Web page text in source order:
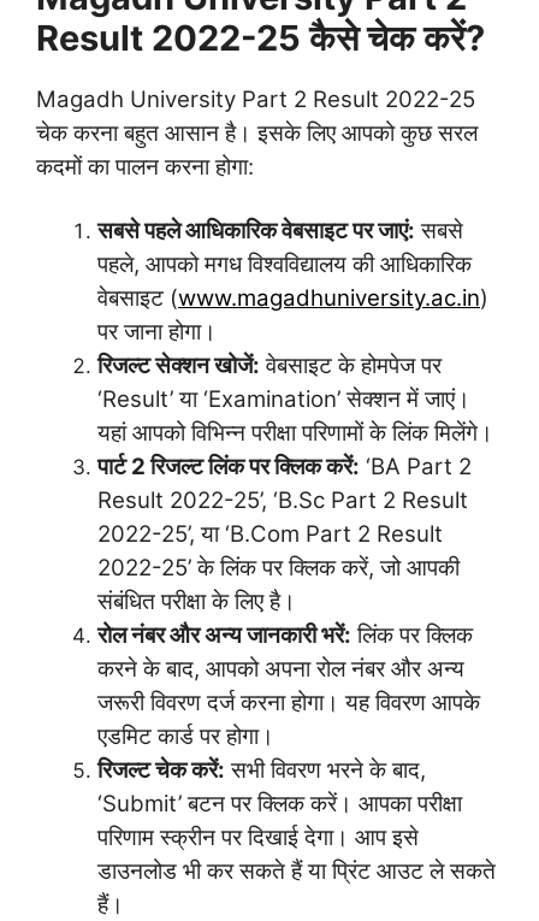
Result 2022-25 कैसे चेक करें?
Magadh University Part 2 Result 2022-25
चेक करना बहुत आसान है। इसके लिए आपको कुछ सरल
कदमों का पालन करना होगा:
सबसे पहले आधिकारिक वेबसाइट पर जाएं: सबसे
पहले, आपको मगध विश्वविद्यालय की आधिकारिक
वेबसाइट (www.magadhuniversity.ac.in)
पर जाना होगा।
रिजल्ट सेक्शन खोजें: वेबसाइट के होमपेज पर
‘Result’ या ‘Examination’ सेक्शन में जाएं।
यहां आपको विभिन्न परीक्षा परिणामों के लिंक मिलेंगे।
पार्ट 2 रिजल्ट लिंक पर क्लिक करें: ‘BA Part 2
Result 2022-25’, ‘B.Sc Part 2 Result
2022-25’, या ‘B.Com Part 2 Result
2022-25’ के लिंक पर क्लिक करें, जो आपकी
संबंधित परीक्षा के लिए है।
रोल नंबर और अन्य जानकारी भरें: लिंक पर क्लिक
करने के बाद, आपको अपना रोल नंबर और अन्य
जरूरी विवरण दर्ज करना होगा। यह विवरण आपके
एडमिट कार्ड पर होगा।
रिजल्ट चेक करें: सभी विवरण भरने के बाद,
‘Submit’ बटन पर क्लिक करें। आपका परीक्षा
परिणाम स्क्रीन पर दिखाई देगा। आप इसे
डाउनलोड भी कर सकते हैं या प्रिंट आउट ले सकते
हैं।